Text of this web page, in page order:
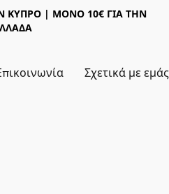
ΚΥΠΡΟ | ΜΟΝΟ 10€ ΓΙΑ ΤΗΝ
Σχετικά με εμάς